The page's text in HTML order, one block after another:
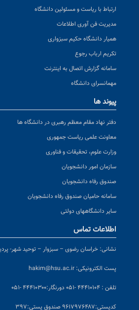
ارتباط با ریاست و مسئولین دانشگاه
مدیریت فن آوری اطلاعات
همیار دانشگاه حکیم سبزواری
تکریم ارباب رجوع
سامانه گزارش اتصال به اینترنت
مهمانسرای دانشگاه
پیوند ها
دفتر نهاد مقام معظم رهبری در دانشگاه ها
معاونت علمی ریاست جمهوری
وزارت علوم، تحقیقات و فناوری
سازمان امور دانشجویان
صندوق رفاه دانشجویان
سامانه حامیان صندوق رفاه دانشجویان
سایر دانشگاههای دولتی
اطلاعات تماس
نشانی: خراسان رضوی – سبزوار – توحید شهر-
پست الکترونیکی: hakim@hsu.ac.ir
تلفن : ۴۴۴۱۰۱۰۴ -۰۵۱ دورنگار:۴۴۴۱۰۳۰۰ -۰۵۱
کدپستی:۹۶۱۷۹۷۶۴۸۷ صندوق پستی:۳۹۷